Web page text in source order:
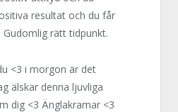
resultat och du får
rätt tidpunkt.
<3 i morgon är det
älskar denna ljuvliga
dig <3 Änglakramar <3